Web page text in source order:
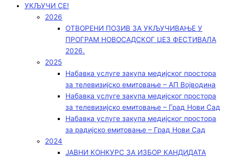
УКЉУЧИ СЕ!
2026
ОТВОРЕНИ ПОЗИВ ЗА УКЉУЧИВАЊЕ У
ПРОГРАМ НОВОСАДСКОГ ЏЕЗ ФЕСТИВАЛА
2026.
2025
Набавка услуге закупа медијског простора
за телевизијско емитовање – АП Војводинa
Набавка услуге закупа медијског простора
за телевизијско емитовање – Град Нови Сад
Набавка услуге закупа медијског простора
за радијско емитовање – Град Нови Сад
2024
ЈАВНИ КОНКУРС ЗА ИЗБОР КАНДИДАТА